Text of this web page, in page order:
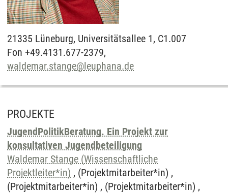
21335 Lüneburg, Universitätsallee 1, C1.007
Fon +49.4131.677-2379,
waldemar.stange@leuphana.de
PROJEKTE
JugendPolitikBeratung. Ein Projekt zur
konsultativen Jugendbeteiligung
Waldemar Stange (Wissenschaftliche
Projektleiter*in) , (Projektmitarbeiter*in) ,
(Projektmitarbeiter*in) , (Projektmitarbeiter*in) ,